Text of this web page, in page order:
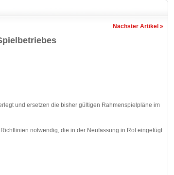
Nächster Artikel »
und ersetzen die bisher gültigen Rahmenspielpläne im
notwendig, die in der Neufassung in Rot eingefügt